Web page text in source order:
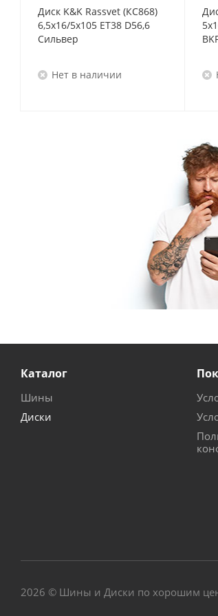
Диск K&K Rassvet (КС868)
6,5x16/5x105 ET38 D56,6
Сильвер
Нет в наличии
Каталог
Шины
Диски
2026 © Шины и Диски по хорошим